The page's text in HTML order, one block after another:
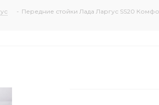
- Передние стойки Лада Ларгус SS20